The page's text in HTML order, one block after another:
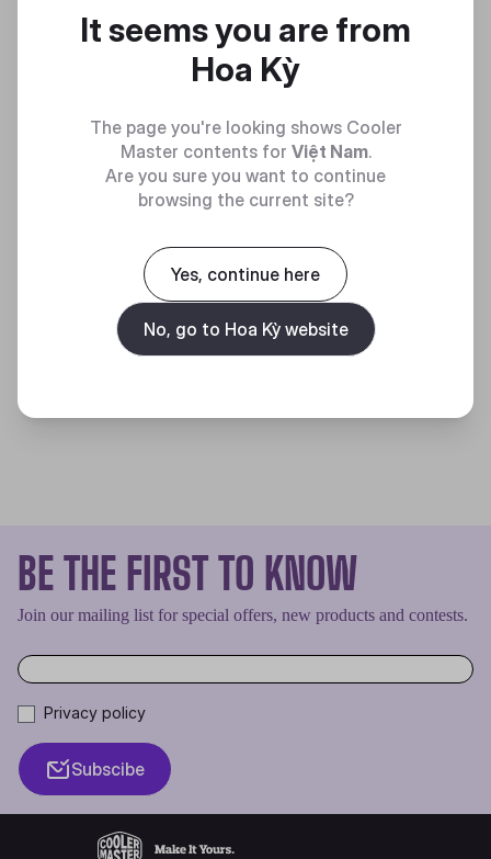
MẠNH MẼ VÀ TINH NHUỆ
Discover
BE THE FIRST TO KNOW
Join our mailing list for special offers, new products and contests.
Privacy policy
Subscibe
It seems you are from
Hoa Kỳ
The page you're looking shows Cooler
Master contents for Việt Nam.
Are you sure you want to continue
browsing the current site?
Yes, continue here
No, go to Hoa Kỳ website